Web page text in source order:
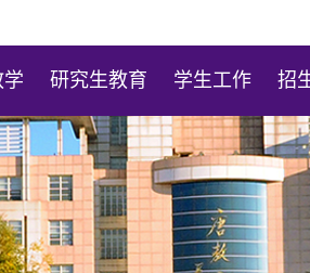
研究生教育 学生工作 招